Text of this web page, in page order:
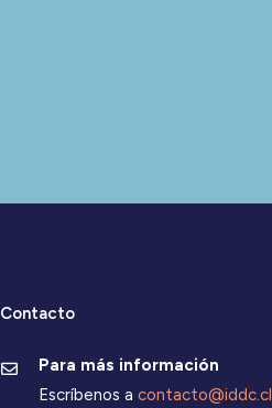
Contacto
Para más información
Escríbenos a contacto@iddc.cl